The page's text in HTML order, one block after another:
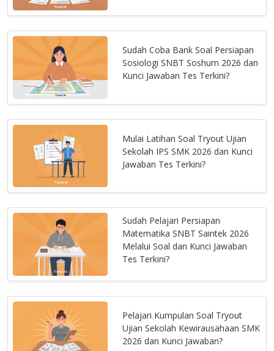
Sudah Coba Bank Soal Persiapan
Sosiologi SNBT Soshum 2026 dan
Kunci Jawaban Tes Terkini?
Mulai Latihan Soal Tryout Ujian
Sekolah IPS SMK 2026 dan Kunci
Jawaban Tes Terkini?
Sudah Pelajari Persiapan
Matematika SNBT Saintek 2026
Melalui Soal dan Kunci Jawaban
Tes Terkini?
Pelajari Kumpulan Soal Tryout
Ujian Sekolah Kewirausahaan SMK
2026 dan Kunci Jawaban?